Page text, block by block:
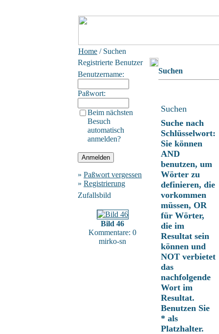
Home / Suchen
Registrierte Benutzer
Benutzername:
Paßwort:
Beim nächsten
Besuch
automatisch
anmelden?
» Paßwort vergessen
» Registrierung
Zufallsbild
Bild 46
Kommentare: 0
mirko-sn
Suchen
Suchen
Suche nach
Schlüsselwort:
Sie können
AND
benutzen, um
Wörter zu
definieren, die
vorkommen
müssen, OR
für Wörter,
die im
Resultat sein
können und
NOT verbietet
das
nachfolgende
Wort im
Resultat.
Benutzen Sie
* als
Platzhalter.